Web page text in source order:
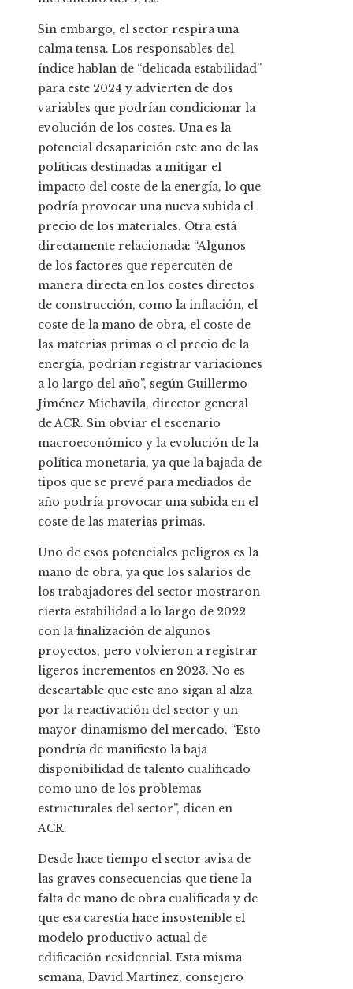
Sin embargo, el sector respira una
calma tensa. Los responsables del
índice hablan de “delicada estabilidad”
para este 2024 y advierten de dos
variables que podrían condicionar la
evolución de los costes. Una es la
potencial desaparición este año de las
políticas destinadas a mitigar el
impacto del coste de la energía, lo que
podría provocar una nueva subida el
precio de los materiales. Otra está
directamente relacionada: “Algunos
de los factores que repercuten de
manera directa en los costes directos
de construcción, como la inflación, el
coste de la mano de obra, el coste de
las materias primas o el precio de la
energía, podrían registrar variaciones
a lo largo del año”, según Guillermo
Jiménez Michavila, director general
de ACR. Sin obviar el escenario
macroeconómico y la evolución de la
política monetaria, ya que la bajada de
tipos que se prevé para mediados de
año podría provocar una subida en el
coste de las materias primas.
Uno de esos potenciales peligros es la
mano de obra, ya que los salarios de
los trabajadores del sector mostraron
cierta estabilidad a lo largo de 2022
con la finalización de algunos
proyectos, pero volvieron a registrar
ligeros incrementos en 2023. No es
descartable que este año sigan al alza
por la reactivación del sector y un
mayor dinamismo del mercado. “Esto
pondría de manifiesto la baja
disponibilidad de talento cualificado
como uno de los problemas
estructurales del sector”, dicen en
ACR.
Desde hace tiempo el sector avisa de
las graves consecuencias que tiene la
falta de mano de obra cualificada y de
que esa carestía hace insostenible el
modelo productivo actual de
edificación residencial. Esta misma
semana, David Martínez, consejero